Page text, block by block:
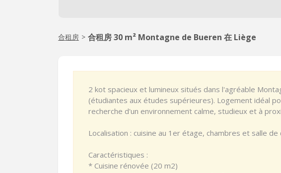
合租房 > 合租房 30 m² Montagne de Bueren 在 Liège
2 kot spacieux et lumineux situés dans l'agréable
(étudiantes aux études supérieures). Logement idéal
recherche d'un environnement calme, studieux et à
Localisation : cuisine au 1er étage, chambres et salle
Caractéristiques :
* Cuisine rénovée (20 m2)